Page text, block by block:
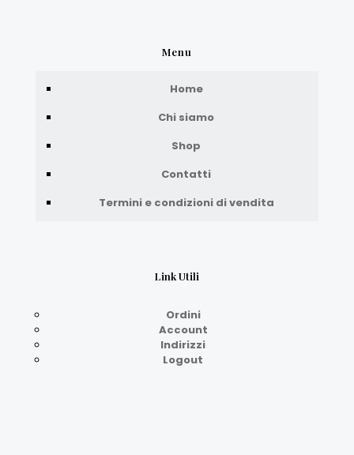
Menu
Home
Chi siamo
Shop
Contatti
Termini e condizioni di vendita
Link Utili
Ordini
Account
Indirizzi
Logout